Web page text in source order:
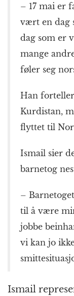
– 17 mai er
vært en dag
dag som er
mange
føler seg
Han
Kurdistan,
flyttet til
Ismail sier
barnetog
–
til å være
jobbe
vi kan jo
Ismail